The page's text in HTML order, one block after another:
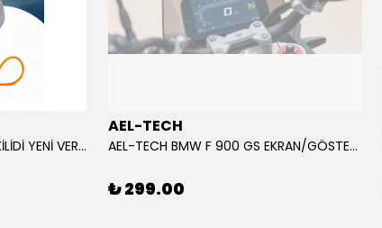
10 MM RENKLİ ALARMLI DİSK KİLİDİ YENİ VERSİYON
AEL-TECH
AEL-TECH BMW F 900 GS EKRAN/GÖSTERGE KORUYUCU 2024-2025
₺ 299.00